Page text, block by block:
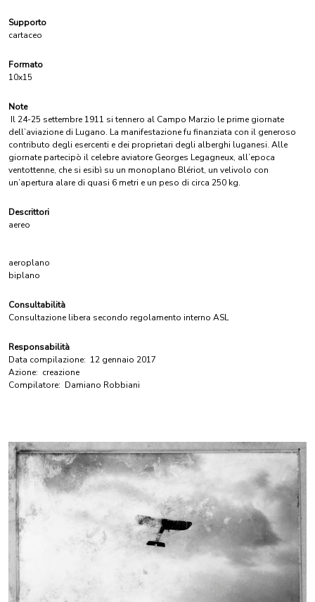
Supporto
cartaceo
Formato
10x15
Note
Il 24-25 settembre 1911 si tennero al Campo Marzio le prime giornate
dell’aviazione di Lugano. La manifestazione fu finanziata con il generoso
contributo degli esercenti e dei proprietari degli alberghi luganesi. Alle
giornate partecipò il celebre aviatore Georges Legagneux, all’epoca
ventottenne, che si esibì su un monoplano Blériot, un velivolo con
un’apertura alare di quasi 6 metri e un peso di circa 250 kg.
Descrittori
aereo
aeroplano
biplano
Consultabilità
Consultazione libera secondo regolamento interno ASL
Responsabilità
Data compilazione: 12 gennaio 2017
Azione: creazione
Compilatore: Damiano Robbiani